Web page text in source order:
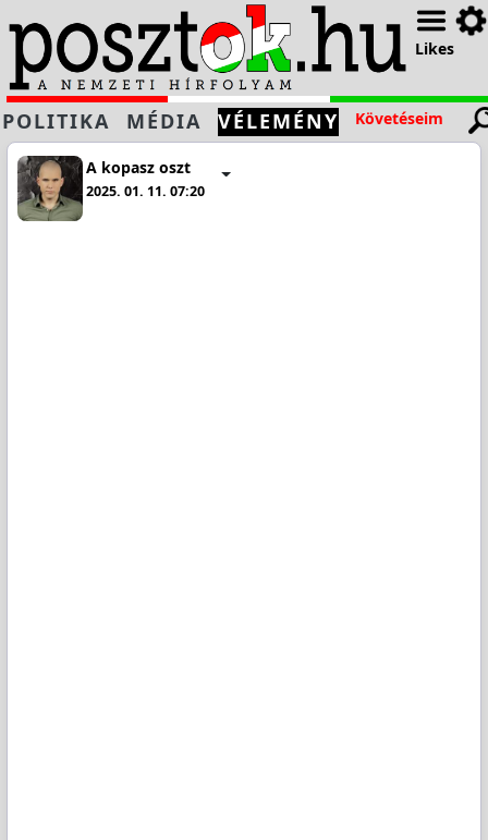
Likes
POLITIKA MÉDIA VÉLEMÉNY Követéseim
A kopasz oszt
2025. 01. 11. 07:20